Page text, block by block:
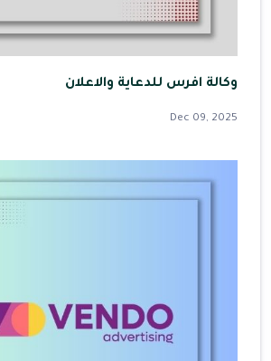
وكالة افرس للدعاية والاعلان
Dec 09, 2025